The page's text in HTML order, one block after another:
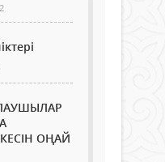
ОҢАЙ